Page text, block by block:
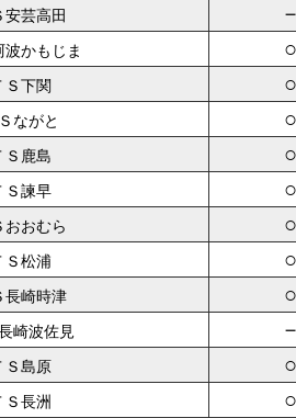
安芸高田
波かもじま ○
Ｓ下関 ○
ながと ○
Ｓ鹿島 ○
Ｓ諫早 ○
おおむら ○
Ｓ松浦 ○
長崎時津 ○
崎波佐見
Ｓ島原 ○
Ｓ長洲 ○